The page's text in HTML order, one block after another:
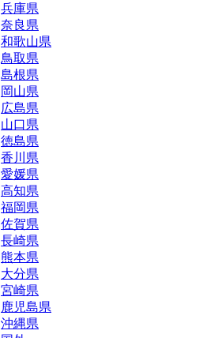
兵庫県
奈良県
和歌山県
鳥取県
島根県
岡山県
広島県
山口県
徳島県
香川県
愛媛県
高知県
福岡県
佐賀県
長崎県
熊本県
大分県
宮崎県
鹿児島県
沖縄県